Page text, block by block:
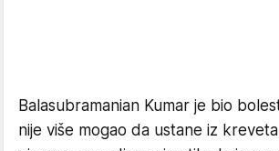
Balasubramanian Kumar je bio
nije više mogao da ustane iz